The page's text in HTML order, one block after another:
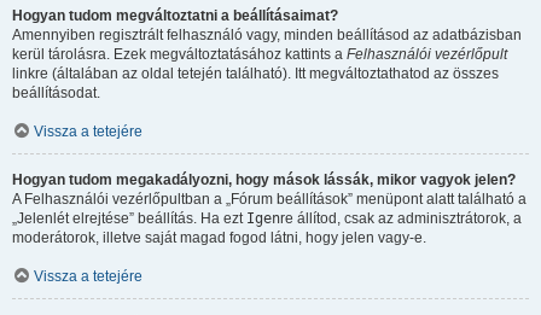
Hogyan tudom megváltoztatni a beállításaimat?
Amennyiben regisztrált felhasználó vagy, minden beállításod az adatbázisban
kerül tárolásra. Ezek megváltoztatásához kattints a Felhasználói vezérlőpult
linkre (általában az oldal tetején található). Itt megváltoztathatod az összes
beállításodat.
Vissza a tetejére
Hogyan tudom megakadályozni, hogy mások lássák, mikor vagyok jelen?
A Felhasználói vezérlőpultban a „Fórum beállítások” menüpont alatt található a
„Jelenlét elrejtése” beállítás. Ha ezt Igenre állítod, csak az adminisztrátorok, a
moderátorok, illetve saját magad fogod látni, hogy jelen vagy-e.
Vissza a tetejére